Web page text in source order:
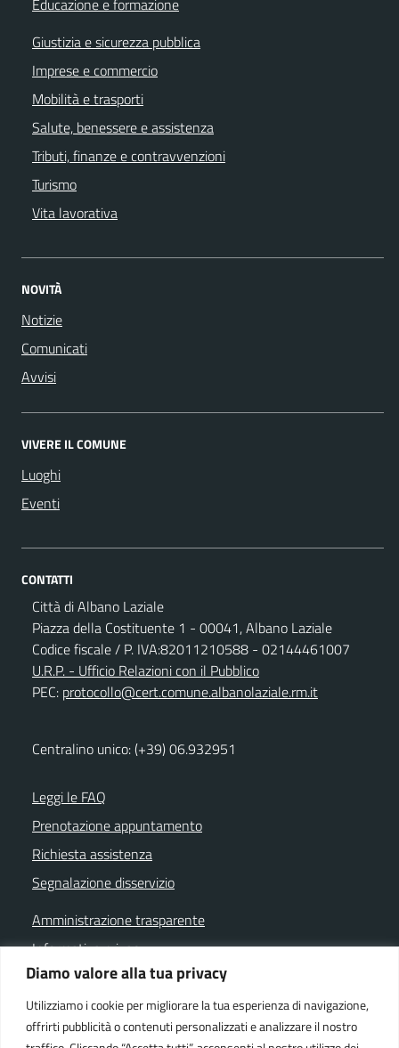
Diamo valore alla tua privacy
Utilizziamo i cookie per migliorare la tua esperienza di navigazione,
offrirti pubblicità o contenuti personalizzati e analizzare il nostro
Educazione e formazione
Giustizia e sicurezza pubblica
Imprese e commercio
Mobilità e trasporti
Salute, benessere e assistenza
Tributi, finanze e contravvenzioni
Turismo
Vita lavorativa
NOVITÀ
Notizie
Comunicati
Avvisi
VIVERE IL COMUNE
Luoghi
Eventi
CONTATTI
Città di Albano Laziale
Piazza della Costituente 1 - 00041, Albano Laziale
Codice fiscale / P. IVA:82011210588 - 02144461007
U.R.P. - Ufficio Relazioni con il Pubblico
PEC: protocollo@cert.comune.albanolaziale.rm.it
Centralino unico: (+39) 06.932951
Leggi le FAQ
Prenotazione appuntamento
Richiesta assistenza
Segnalazione disservizio
Amministrazione trasparente
Informativa privacy
Note legali
Dichiarazione di accessibilità
Cookie policy